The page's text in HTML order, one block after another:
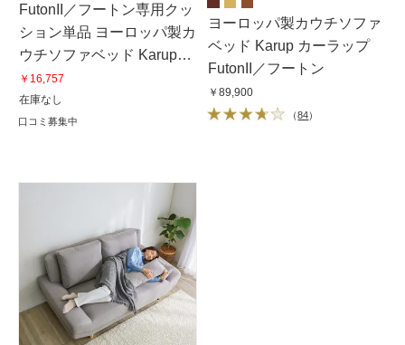
FutonII／フートン専用クッ
ション単品 ヨーロッパ製カ
ウチソファベッド Karup
カーラップ
￥16,757
在庫なし
口コミ募集中
ヨーロッパ製カウチソファ
ベッド Karup カーラップ
FutonII／フートン
￥89,900
（84）